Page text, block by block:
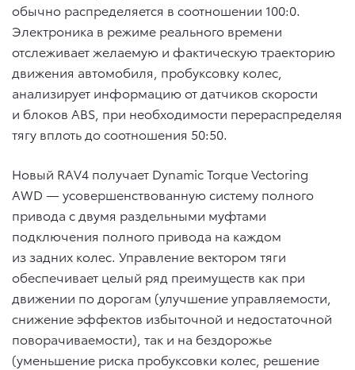
обычно распределяется в соотношении 100:0.
Электроника в режиме реального времени
отслеживает желаемую и фактическую траекторию
движения автомобиля, пробуксовку колес,
анализирует информацию от датчиков скорости
и блоков ABS, при необходимости перераспределяя
тягу вплоть до соотношения 50:50.
Новый RAV4 получает Dynamic Torque Vectoring
AWD — усовершенствованную систему полного
привода с двумя раздельными муфтами
подключения полного привода на каждом
из задних колес. Управление вектором тяги
обеспечивает целый ряд преимуществ как при
движении по дорогам (улучшение управляемости,
снижение эффектов избыточной и недостаточной
поворачиваемости), так и на бездорожье
(уменьшение риска пробуксовки колес, решение